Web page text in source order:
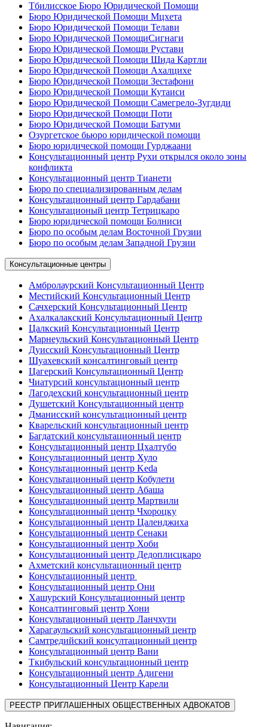
Тбилисское Бюро Юридической Помощи
Бюро Юридической Помощи Мцхета
Бюро Юридической Помощи Телави
Бюро Юридической ПомощиСигнаги
Бюро Юридической Помощи Рустави
Бюро Юридической Помощи Шида Картли
Бюро Юридической Помощи Ахалцихе
Бюро Юридической Помощи Зестафони
Бюро Юридической Помощи Кутаиси
Бюро Юридической Помощи Самегрело-Зугдиди
Бюро Юридической Помощи Поти
Бюро Юридической Помощи Батуми
Озургетское бьюро юридической помощи
Бюро юридической помощи Гурджаани
Консультационный центр Рухи открылся около зоны
конфликта
Консультационный центр Тианети
Бюро по специализированным делам
Консультационный центр Гардабани
Консультационый центр Тетрицкаро
Бюро юридической помощи Болниси
Бюро по особым делам Восточной Грузии
Бюро по особым делам Западной Грузии
Консультационные центры
Амбролаурский Консультационный Центр
Местийский Консультационный Центр
Сачхерский Консультационный Центр
Ахалкалакский Консультационный Центр
Цалкский Консультационный Центр
Марнеульский Консультационный Центр
Дуисский Консультационный Центр
Шуахевский консалтинговый центр
Цагерский Консультационный Центр
Чиатурсий консультационный центр
Лагодехский консультационный центр
Душетский Консультационный центр
Дманисский консультационный центр
Кварельский консультационный центр
Багдатский консультационный центр
Консультационный центр Цхалтубо
Консультационный центр Хуло
Консультационный центр Keda
Консультационный центр Кобулети
Консультационный центр Абаша
Консультационный центр Мартвили
Консультационный центр Чхороцку
Консультационный центр Цаленджиха
Консультационный центр Сенаки
Консультационный центр Хоби
Консультационный центр Дедоплисцкаро
Ахметский консультационный центр
Консультационный центр
Консультационный центр Они
Хашурский Консультационный центр
Консалтинговый центр Хони
Консультационный центр Ланчхути
Харагаульский консультационный центр
Самтредийский консултационный центр
Консультационный центр Вани
Ткибульский консультационный центр
Консультационный центр Адигени
Консультационный Центр Карели
РЕЕСТР ПРИГЛАШЕННЫХ ОБЩЕСТВЕННЫХ АДВОКАТОВ